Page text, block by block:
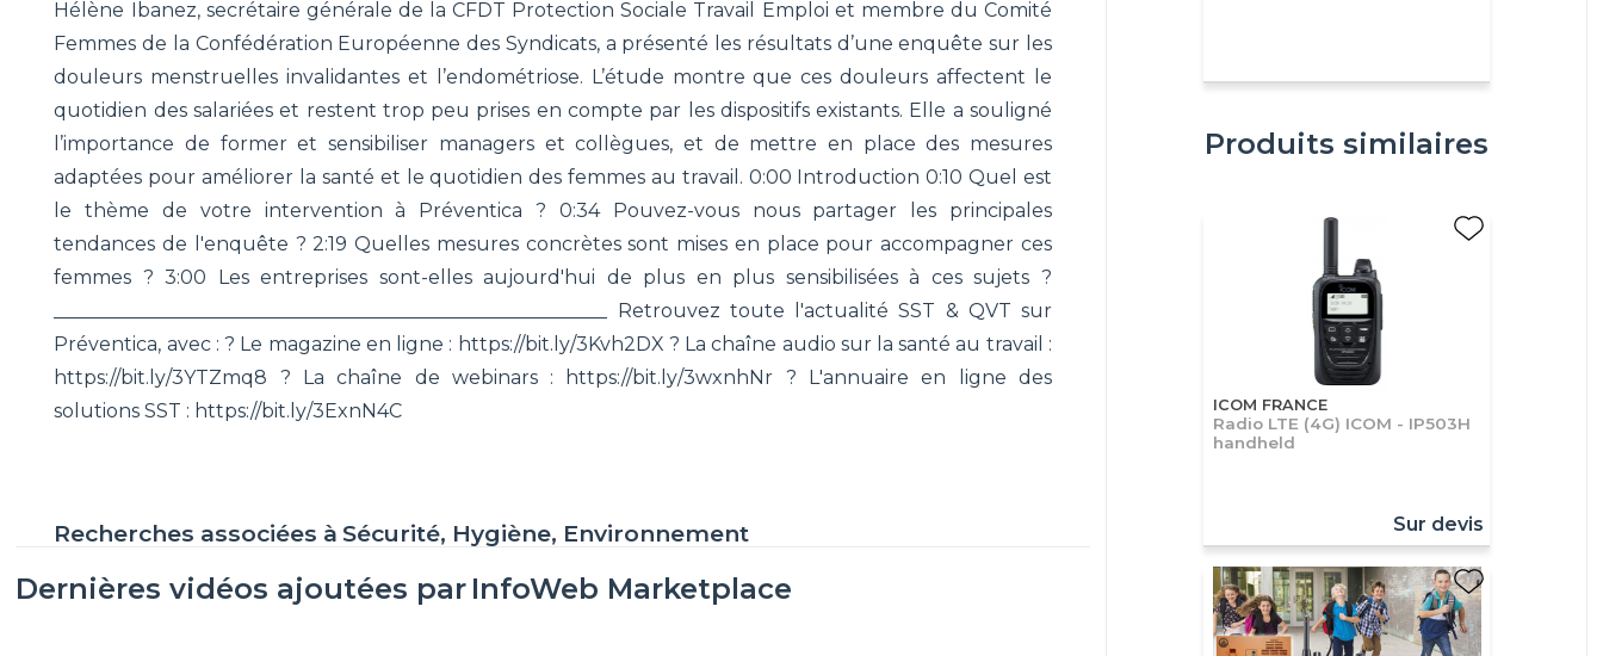
Hélène Ibanez, secrétaire générale de la CFDT Protection Sociale Travail Emploi et membre du Comité
Femmes de la Confédération Européenne des Syndicats, a présenté les résultats d’une enquête sur les
douleurs menstruelles invalidantes et l’endométriose. L’étude montre que ces douleurs affectent le
quotidien des salariées et restent trop peu prises en compte par les dispositifs existants. Elle a souligné
l’importance de former et sensibiliser managers et collègues, et de mettre en place des mesures
adaptées pour améliorer la santé et le quotidien des femmes au travail. 0:00 Introduction 0:10 Quel est
le thème de votre intervention à Préventica ? 0:34 Pouvez-vous nous partager les principales
tendances de l'enquête ? 2:19 Quelles mesures concrètes sont mises en place pour accompagner ces
femmes ? 3:00 Les entreprises sont-elles aujourd'hui de plus en plus sensibilisées à ces sujets ?
__________________________________________________________ Retrouvez toute l'actualité SST & QVT sur
Préventica, avec : ? Le magazine en ligne : https://bit.ly/3Kvh2DX ? La chaîne audio sur la santé au travail :
https://bit.ly/3YTZmq8 ? La chaîne de webinars : https://bit.ly/3wxnhNr ? L'annuaire en ligne des
solutions SST : https://bit.ly/3ExnN4C
Recherches associées à Sécurité, Hygiène, Environnement
Dernières vidéos ajoutées par InfoWeb Marketplace
Produits similaires
ICOM FRANCE
Radio LTE (4G) ICOM - IP503H
handheld
Sur devis